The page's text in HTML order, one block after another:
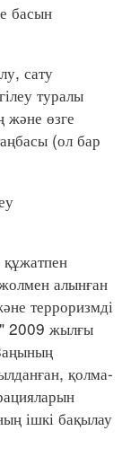
басын
сату
туралы
өзге
(ол бар
алынған
терроризмді
2009 жылғы
қолма-
ішкі бақылау